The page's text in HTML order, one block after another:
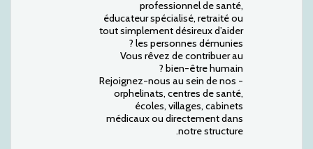
professionnel de santé,
éducateur spécialisé, retraité ou
tout simplement désireux d’aider
les personnes démunies ?
Vous rêvez de contribuer au
bien-être humain ?
- Rejoignez-nous au sein de nos
orphelinats, centres de santé,
écoles, villages, cabinets
médicaux ou directement dans
notre structure.